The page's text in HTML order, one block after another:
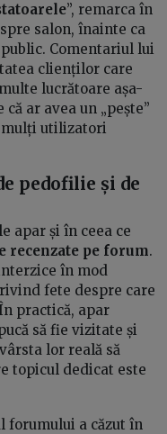
”, remarca în
salon, înainte ca
Comentariul lui
clienților care
lucrătoare așa-
ar avea un „pește”
mulți utilizatori
pedofilie și de
apar și în ceea ce
recenzate pe forum.
în mod
fete despre care
practică, apar
să fie vizitate și
lor reală să
topicul dedicat este
a căzut în